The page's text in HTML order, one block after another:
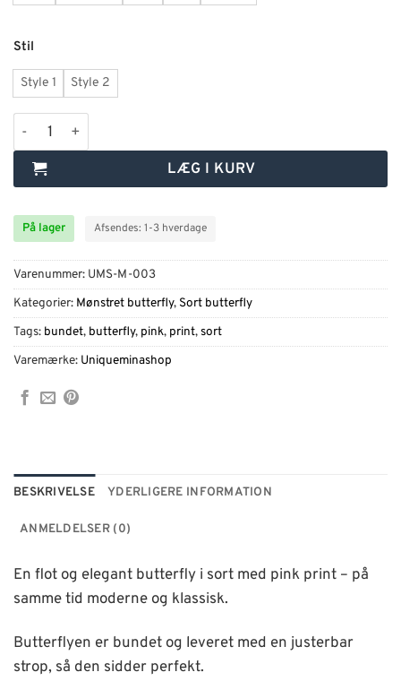
Stil
Style 1 Style 2
Pink/sort butterfly med print antal
LÆG I KURV
På lager Afsendes: 1-3 hverdage
Varenummer: UMS-M-003
Kategorier: Mønstret butterfly, Sort butterfly
Tags: bundet, butterfly, pink, print,sort
Varemærke: Uniqueminashop
BESKRIVELSE YDERLIGERE INFORMATION
ANMELDELSER (0)
En flot og elegant butterfly i sort med pink print – på
samme tid moderne og klassisk.
Butterflyen er bundet og leveret med en justerbar
strop, så den sidder perfekt.